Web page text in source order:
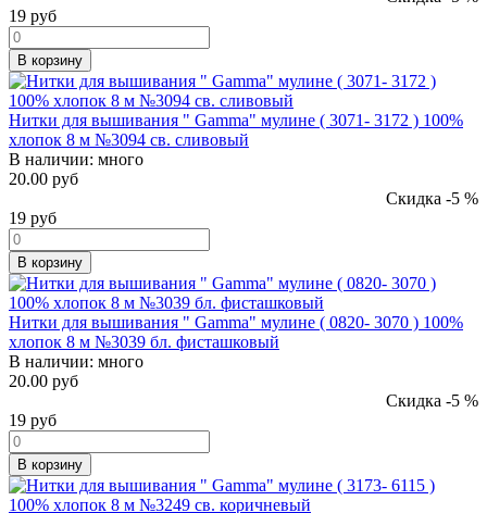
19 руб
В корзину
Нитки для вышивания " Gamma" мулине ( 3071- 3172 ) 100%
хлопок 8 м №3094 св. сливовый
В наличии: много
20.00 руб
Скидка -5 %
19 руб
В корзину
Нитки для вышивания " Gamma" мулине ( 0820- 3070 ) 100%
хлопок 8 м №3039 бл. фисташковый
В наличии: много
20.00 руб
Скидка -5 %
19 руб
В корзину